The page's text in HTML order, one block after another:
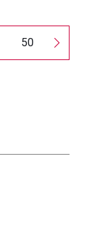
50 60